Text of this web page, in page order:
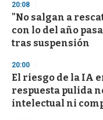
d
s
o
f
3
s
e
c
o
n
20:08
"No salgan a
con lo del año
tras suspensión
20:00
El riesgo de la IA
respuesta pulida
intelectual ni